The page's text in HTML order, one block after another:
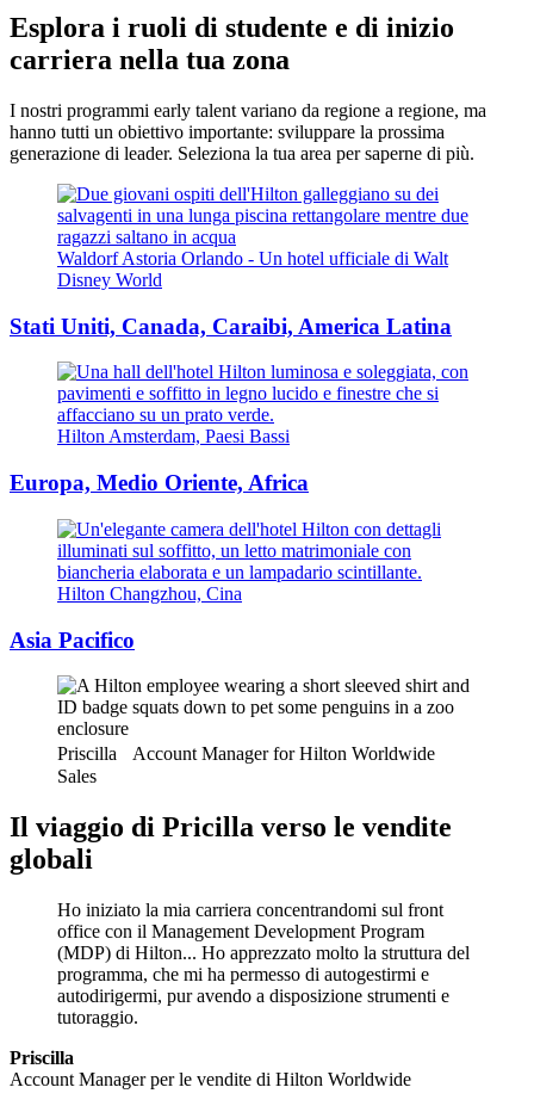
Esplora i ruoli di studente e di inizio
carriera nella tua zona
I nostri programmi early talent variano da regione a regione, ma
hanno tutti un obiettivo importante: sviluppare la prossima
generazione di leader. Seleziona la tua area per saperne di più.
Waldorf Astoria Orlando - Un hotel ufficiale di Walt
Disney World
Stati Uniti, Canada, Caraibi, America Latina
Hilton Amsterdam, Paesi Bassi
Europa, Medio Oriente, Africa
Hilton Changzhou, Cina
Asia Pacifico
Priscilla Account Manager for Hilton Worldwide
Sales
Il viaggio di Pricilla verso le vendite
globali
Ho iniziato la mia carriera concentrandomi sul front
office con il Management Development Program
(MDP) di Hilton... Ho apprezzato molto la struttura del
programma, che mi ha permesso di autogestirmi e
autodirigermi, pur avendo a disposizione strumenti e
tutoraggio.
Priscilla
Account Manager per le vendite di Hilton Worldwide